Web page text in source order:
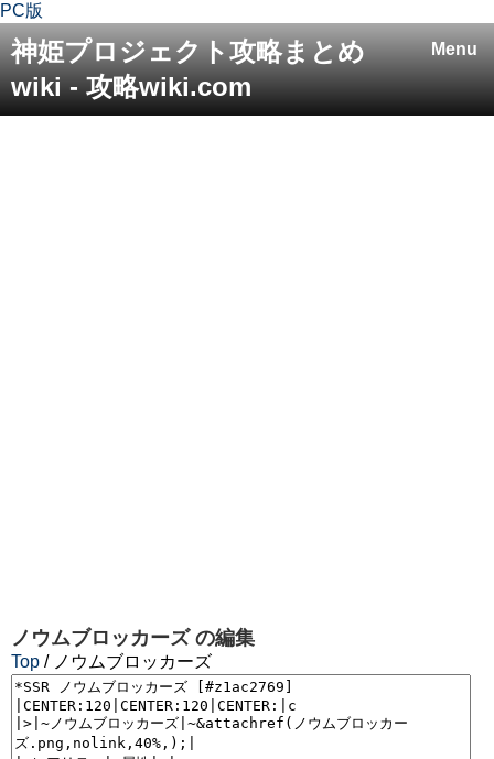
PC版
Menu
神姫プロジェクト攻略まとめ
wiki - 攻略wiki.com
ノウムブロッカーズの編集
Top / ノウムブロッカーズ